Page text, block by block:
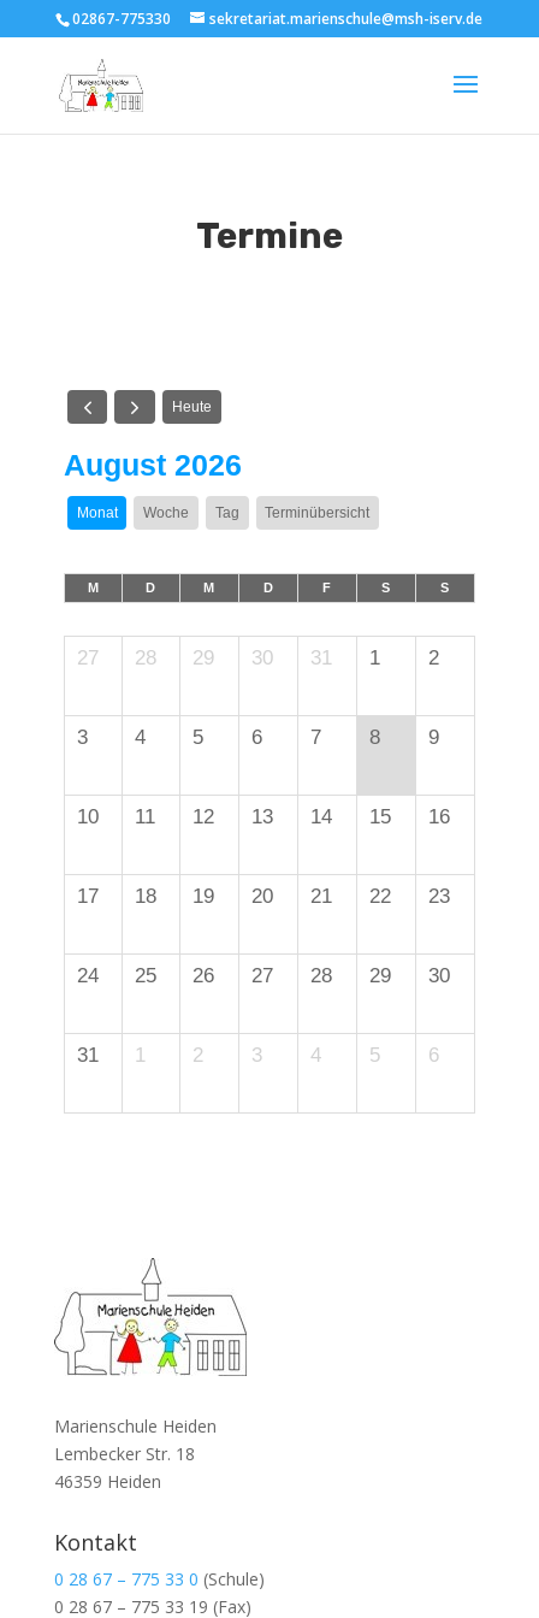
02867-775330 sekretariat.marienschule@msh-iserv.de
Termine
Heute
August 2026
Monat Woche Tag Terminübersicht
M D M D F S S
27 28 29 30 31 1 2
3 4 5 6 7 8 9
10 11 12 13 14 15 16
17 18 19 20 21 22 23
24 25 26 27 28 29 30
31 1 2 3 4 5 6
Marienschule Heiden
Lembecker Str. 18
46359 Heiden
Kontakt
0 28 67 – 775 33 0 (Schule)
0 28 67 – 775 33 19 (Fax)